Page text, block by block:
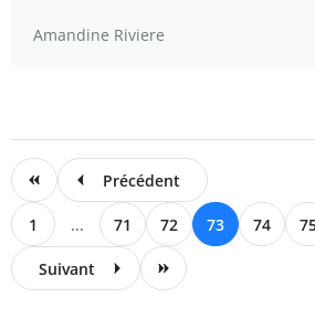
Amandine Riviere
Précédent
1 ... 71 72 73 74
Suivant